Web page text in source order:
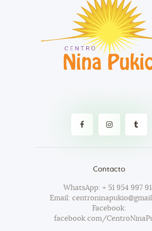
Contacto
WhatsApp: + 51 954 997
Email:
Facebook:
facebook.com/